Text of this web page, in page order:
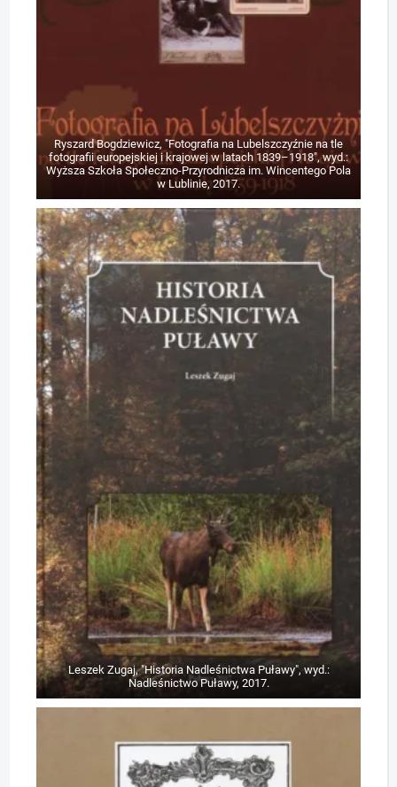
Ryszard Bogdziewicz, "Fotografia na Lubelszczyźnie na tle
fotografii europejskiej i krajowej w latach 1839–1918", wyd.:
Wyższa Szkoła Społeczno-Przyrodnicza im. Wincentego Pola
w Lublinie, 2017.
Leszek Zugaj, "Historia Nadleśnictwa Puławy", wyd.:
Nadleśnictwo Puławy, 2017.